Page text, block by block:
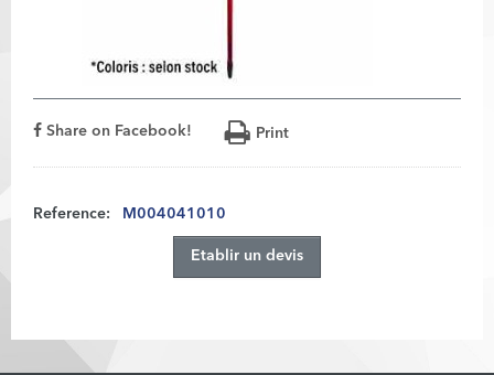
Share on Facebook! Print
Reference: M004041010
Etablir un devis